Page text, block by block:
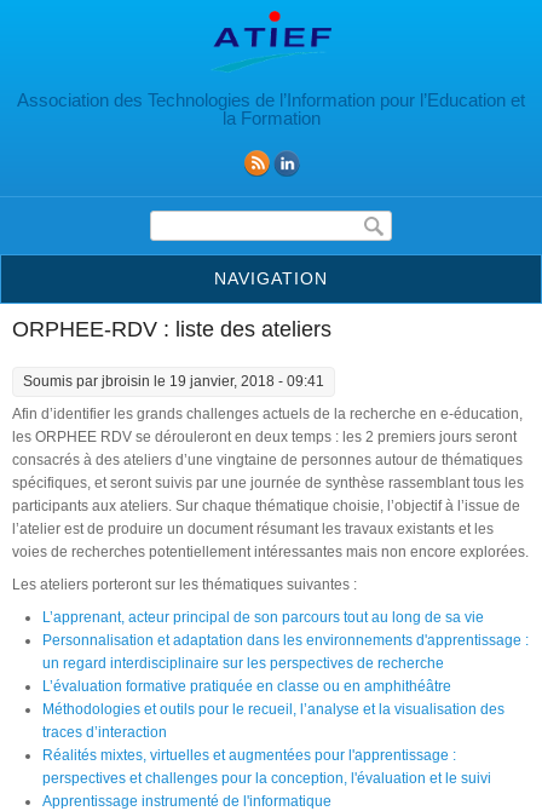
Association des Technologies de l’Information pour l’Education et
la Formation
Formulaire de recherche
NAVIGATION
ORPHEE-RDV : liste des ateliers
Soumis par jbroisin le 19 janvier, 2018 - 09:41
Afin d’identifier les grands challenges actuels de la recherche en e-éducation,
les ORPHEE RDV se dérouleront en deux temps : les 2 premiers jours seront
consacrés à des ateliers d’une vingtaine de personnes autour de thématiques
spécifiques, et seront suivis par une journée de synthèse rassemblant tous les
participants aux ateliers. Sur chaque thématique choisie, l’objectif à l’issue de
l’atelier est de produire un document résumant les travaux existants et les
voies de recherches potentiellement intéressantes mais non encore explorées.
Les ateliers porteront sur les thématiques suivantes :
L’apprenant, acteur principal de son parcours tout au long de sa vie
Personnalisation et adaptation dans les environnements d'apprentissage :
un regard interdisciplinaire sur les perspectives de recherche
L’évaluation formative pratiquée en classe ou en amphithéâtre
Méthodologies et outils pour le recueil, l’analyse et la visualisation des
traces d’interaction
Réalités mixtes, virtuelles et augmentées pour l'apprentissage :
perspectives et challenges pour la conception, l'évaluation et le suivi
Apprentissage instrumenté de l'informatique